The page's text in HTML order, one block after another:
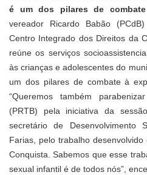
é um dos pilares de
vereador Ricardo Babão
Centro Integrado dos Direitos da
reúne os serviços
às crianças e adolescentes do
um dos pilares de combate à
“Queremos também
(PRTB) pela iniciativa da
secretário de Desenvolvimento
Farias, pelo trabalho
Conquista. Sabemos que esse
sexual infantil é de todos nós”,